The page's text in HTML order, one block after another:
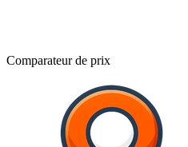
Comparateur de prix